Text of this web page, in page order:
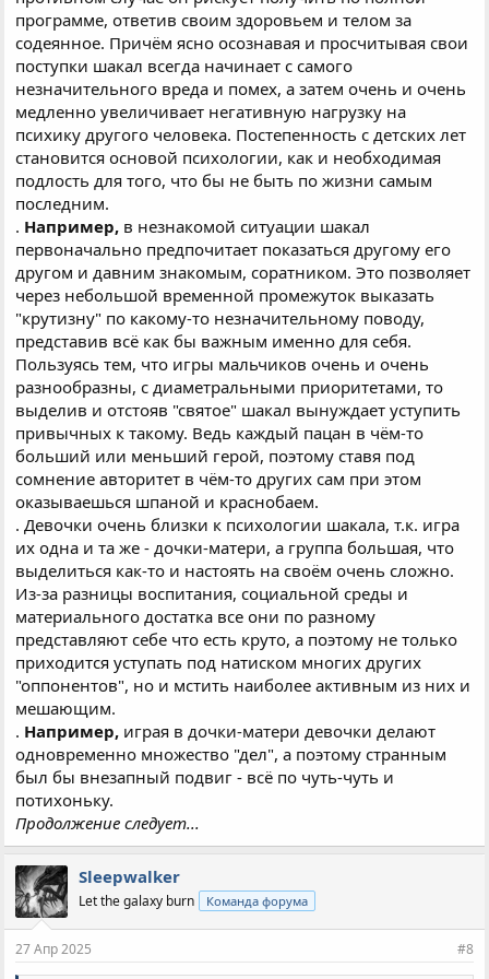
возможности детей отличны. Всегда есть кто быстрее всех
что-то делает и мыслит. Таким образом лидер
самостоятельно формирует свою память, быстро и
пирамидально выстраивая три основные "линии". Остальные
же вынуждены запоминать как собственные неверные
догадки, так и нужное другому лицу что бы всё было -
вынужденно соглашаются без привязки к себе.
. Чем больше группа воспитанников, тем меньше шансов у
других лиц стать "умным лидером". Чем группа
малочисленнее, тем сложнее детям принимать
самостоятельно верные решения из-за существования
"крутого воспитателя", отсутствия конкуренции с другими
детьми с возможностью поиска "своего конька" ("супер"
способностей к чему-то конкретному, что и является
формированием трёх основных "линий").
.Например,чем больше игрушек и интересных,
разносторонних игр, тем легче формировать склонную к
каким-то талантам личность. Чем меньше игрушек, тем
быстрее формировать как примитивную личность будущего
физического исполнителя, радующегося обычному
движению мускулатуры и примитивному запоминанию
подряд всего и вся, так и агрессию "знаю что и как без
посторонних".
. В многочисленной группе можно выделиться и заставить
окружающих думать как самому того хочется можно не
только положительным примером, но и обычным
непослушанием. Говорит и двигается как самому того
хочется, мешая это делать окружающим тем или иным
образом с отвлечением всеобщего внимания на себя,
позволяет "соревноваться с другими своеобразным
способом". И если очень маленькие дети имеют множество
плохо связанных и без иерархии "островков памяти" об
окружающем мире, что вынуждает их запоминать по
принципу "хорошо" и "плохо", бурно реагируя на
несправедливости раздражительностью. То разделяясь на
отдельные личности со своими понятиями об интересном,
что есть круто и весело, реакция на шакалов может быть
общей с мешающими осуществлять именно свои
способности - всеми другими детьми. В конце концов это
выстроит длинную иерархию от шакала к
единомышленникам, что и приводит к ослаблению
интеллектуального давления на "низы".
выстраивать собственную иерархию,
ближе к ним они будут. Соответственно объединившись с
сильно отстающими от лидеров шпана начинает считать их
своими, а поэтому ниже по рангу. Присоединяя к своей
группе одного за другим шакалы приобщают их к своей
"деятельности", противопоставляя себя и своё окружение
всем другим. Причём, из-за формирования в коллективе
программе, ответив своим здоровьем и телом за
содеянное. Причём ясно осознавая и просчитывая свои
поступки шакал всегда начинает с самого
незначительного вреда и помех, а затем очень и очень
медленно увеличивает негативную нагрузку на
психику другого человека. Постепенность с детских лет
становится основой психологии, как и необходимая
подлость для того, что бы не быть по жизни самым
последним.
. Например, в незнакомой ситуации шакал
первоначально предпочитает показаться другому его
другом и давним знакомым, соратником. Это позволяет
через небольшой временной промежуток выказать
"крутизну" по какому-то незначительному поводу,
представив всё как бы важным именно для себя.
Пользуясь тем, что игры мальчиков очень и очень
разнообразны, с диаметральными приоритетами, то
выделив и отстояв "святое" шакал вынуждает уступить
привычных к такому. Ведь каждый пацан в чём-то
больший или меньший герой, поэтому ставя под
сомнение авторитет в чём-то других сам при этом
оказываешься шпаной и краснобаем.
. Девочки очень близки к психологии шакала, т.к. игра
их одна и та же - дочки-матери, а группа большая, что
выделиться как-то и настоять на своём очень сложно.
Из-за разницы воспитания, социальной среды и
материального достатка все они по разному
представляют себе что есть круто, а поэтому не только
приходится уступать под натиском многих других
"оппонентов", но и мстить наиболее активным из них и
мешающим.
. Например, играя в дочки-матери девочки делают
одновременно множество "дел", а поэтому странным
был бы внезапный подвиг - всё по чуть-чуть и
потихоньку.
Продолжение следует...
Sleepwalker
Let the galaxy burn Команда форума
27 Апр 2025 #8